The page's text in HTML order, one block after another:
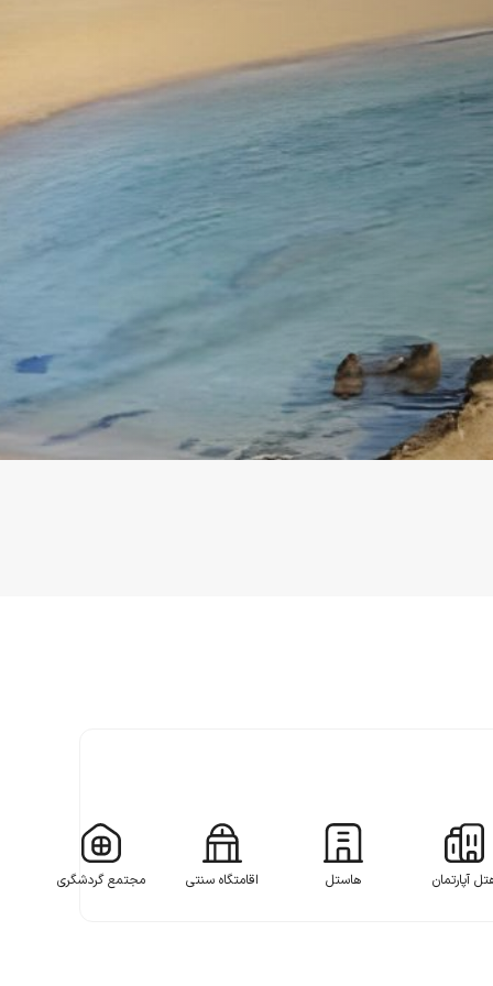
آپارتمان هاستل اقامتگاه سنتی مجتمع گردشگری